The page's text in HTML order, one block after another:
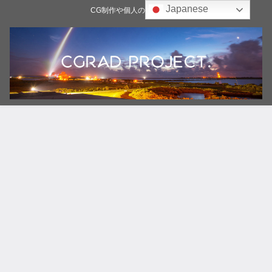
CG制作や個人の雑記ブログJapanese